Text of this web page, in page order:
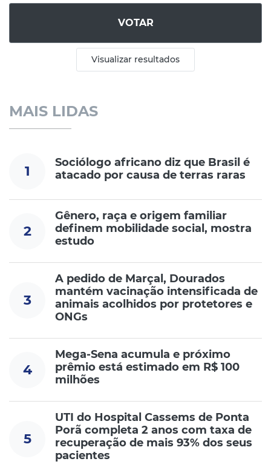
VOTAR
Visualizar resultados
MAIS LIDAS
1
Sociólogo africano diz que Brasil é
atacado por causa de terras raras
2
Gênero, raça e origem familiar
definem mobilidade social, mostra
estudo
3
A pedido de Marçal, Dourados
mantém vacinação intensificada de
animais acolhidos por protetores e
ONGs
4
Mega-Sena acumula e próximo
prêmio está estimado em R$ 100
milhões
5
UTI do Hospital Cassems de Ponta
Porã completa 2 anos com taxa de
recuperação de mais 93% dos seus
pacientes